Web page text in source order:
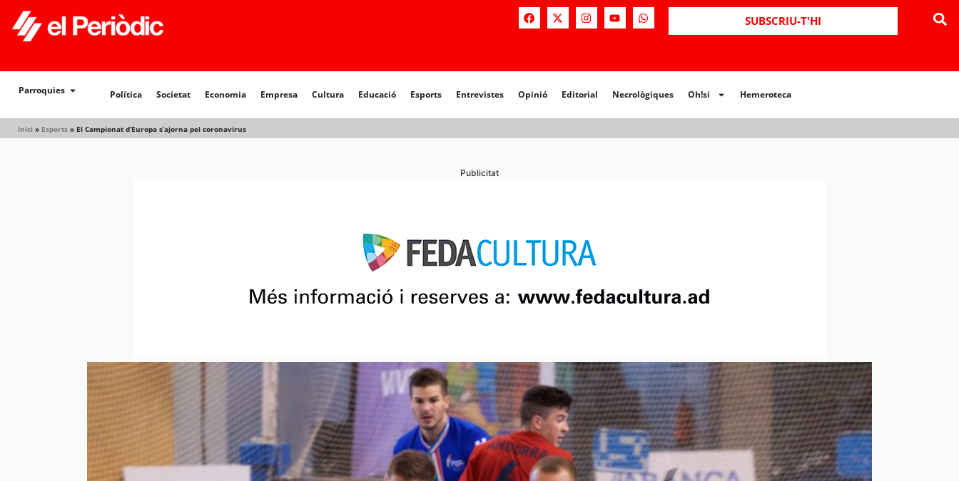
SUBSCRIU-T'HI
Parroquies Política Societat Economia Empresa Cultura Educació Esports Entrevistes Opinió Editorial Necrològiques Oh!si Hemeroteca
Inici » Esports » El Campionat d’Europa s’ajorna pel coronavirus
Política Societat Opinió Editorial Necrològiques Hemeroteca
Publicitat